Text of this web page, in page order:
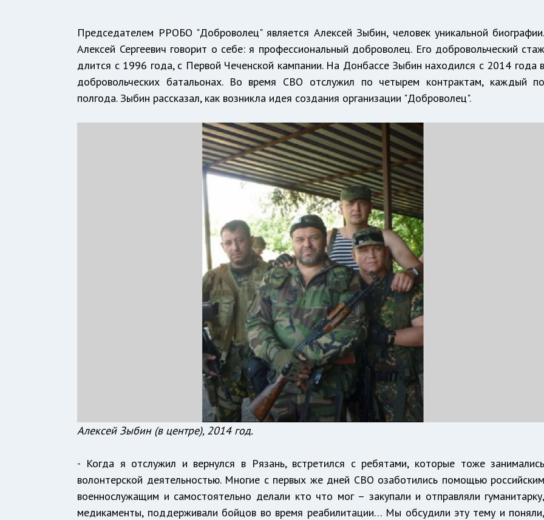
Председателем РРОБО "Доброволец" является Алексей Зыбин, человек уникальной биографии.
Алексей Сергеевич говорит о себе: я профессиональный доброволец. Его добровольческий стаж
длится с 1996 года, с Первой Чеченской кампании. На Донбассе Зыбин находился с 2014 года в
добровольческих батальонах. Во время СВО отслужил по четырем контрактам, каждый по
полгода. Зыбин рассказал, как возникла идея создания организации "Доброволец".
Алексей Зыбин (в центре), 2014 год.
- Когда я отслужил и вернулся в Рязань, встретился с ребятами, которые тоже занимались
волонтерской деятельностью. Многие с первых же дней СВО озаботились помощью российским
военнослужащим и самостоятельно делали кто что мог – закупали и отправляли гуманитарку,
медикаменты, поддерживали бойцов во время реабилитации… Мы обсудили эту тему и поняли,